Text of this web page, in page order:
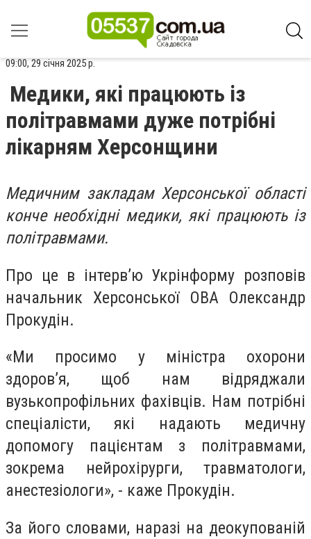
09:00, 29 січня 2025 р.
Медики, які працюють із
політравмами дуже потрібні
лікарням Херсонщини
Медичним закладам Херсонської області
конче необхідні медики, які працюють із
політравмами.
Про це в інтерв’ю Укрінформу розповів
начальник Херсонської ОВА Олександр
Прокудін.
«Ми просимо у міністра охорони
здоровʼя, щоб нам відряджали
вузькопрофільних фахівців. Нам потрібні
спеціалісти, які надають медичну
допомогу пацієнтам з політравмами,
зокрема нейрохірурги, травматологи,
анестезіологи», - каже Прокудін.
За його словами, наразі на деокупованій